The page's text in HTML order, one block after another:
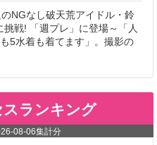
NGなし破天荒アイドル・鈴
戦! 「週プレ」に登場～「人
5水着も着てます」。撮影の
ランキング
08-06集計分